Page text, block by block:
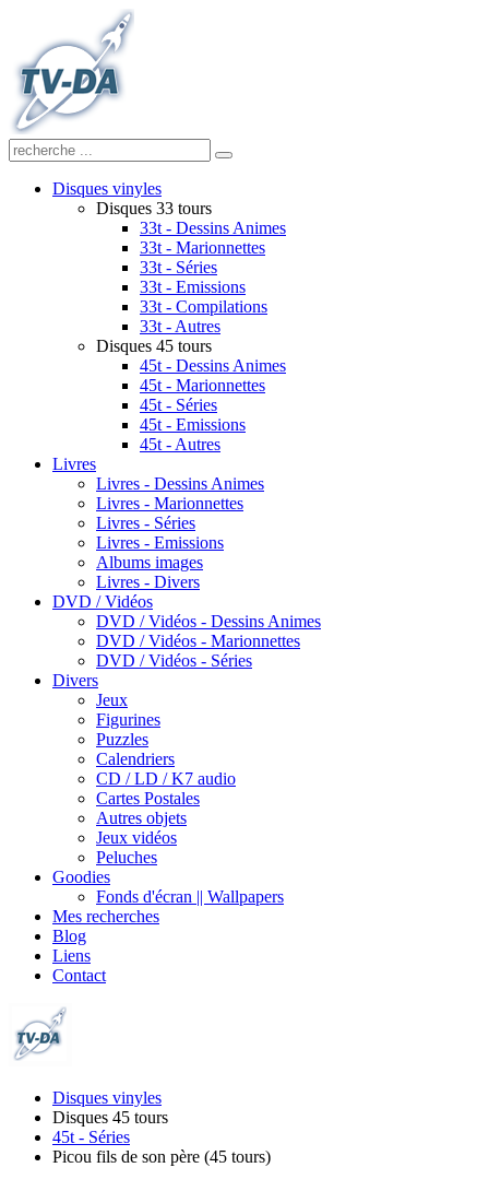
Disques vinyles
Disques 33 tours
33t - Dessins Animes
33t - Marionnettes
33t - Séries
33t - Emissions
33t - Compilations
33t - Autres
Disques 45 tours
45t - Dessins Animes
45t - Marionnettes
45t - Séries
45t - Emissions
45t - Autres
Livres
Livres - Dessins Animes
Livres - Marionnettes
Livres - Séries
Livres - Emissions
Albums images
Livres - Divers
DVD / Vidéos
DVD / Vidéos - Dessins Animes
DVD / Vidéos - Marionnettes
DVD / Vidéos - Séries
Divers
Jeux
Figurines
Puzzles
Calendriers
CD / LD / K7 audio
Cartes Postales
Autres objets
Jeux vidéos
Peluches
Goodies
Fonds d'écran || Wallpapers
Mes recherches
Blog
Liens
Contact
Disques vinyles
Disques 45 tours
45t - Séries
Picou fils de son père (45 tours)